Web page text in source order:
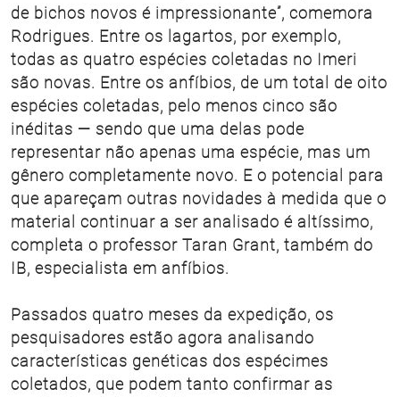
de bichos novos é impressionante”, comemora
Rodrigues. Entre os lagartos, por exemplo,
todas as quatro espécies coletadas no Imeri
são novas. Entre os anfíbios, de um total de oito
espécies coletadas, pelo menos cinco são
inéditas — sendo que uma delas pode
representar não apenas uma espécie, mas um
gênero completamente novo. E o potencial para
que apareçam outras novidades à medida que o
material continuar a ser analisado é altíssimo,
completa o professor Taran Grant, também do
IB, especialista em anfíbios.
Passados quatro meses da expedição, os
pesquisadores estão agora analisando
características genéticas dos espécimes
coletados, que podem tanto confirmar as